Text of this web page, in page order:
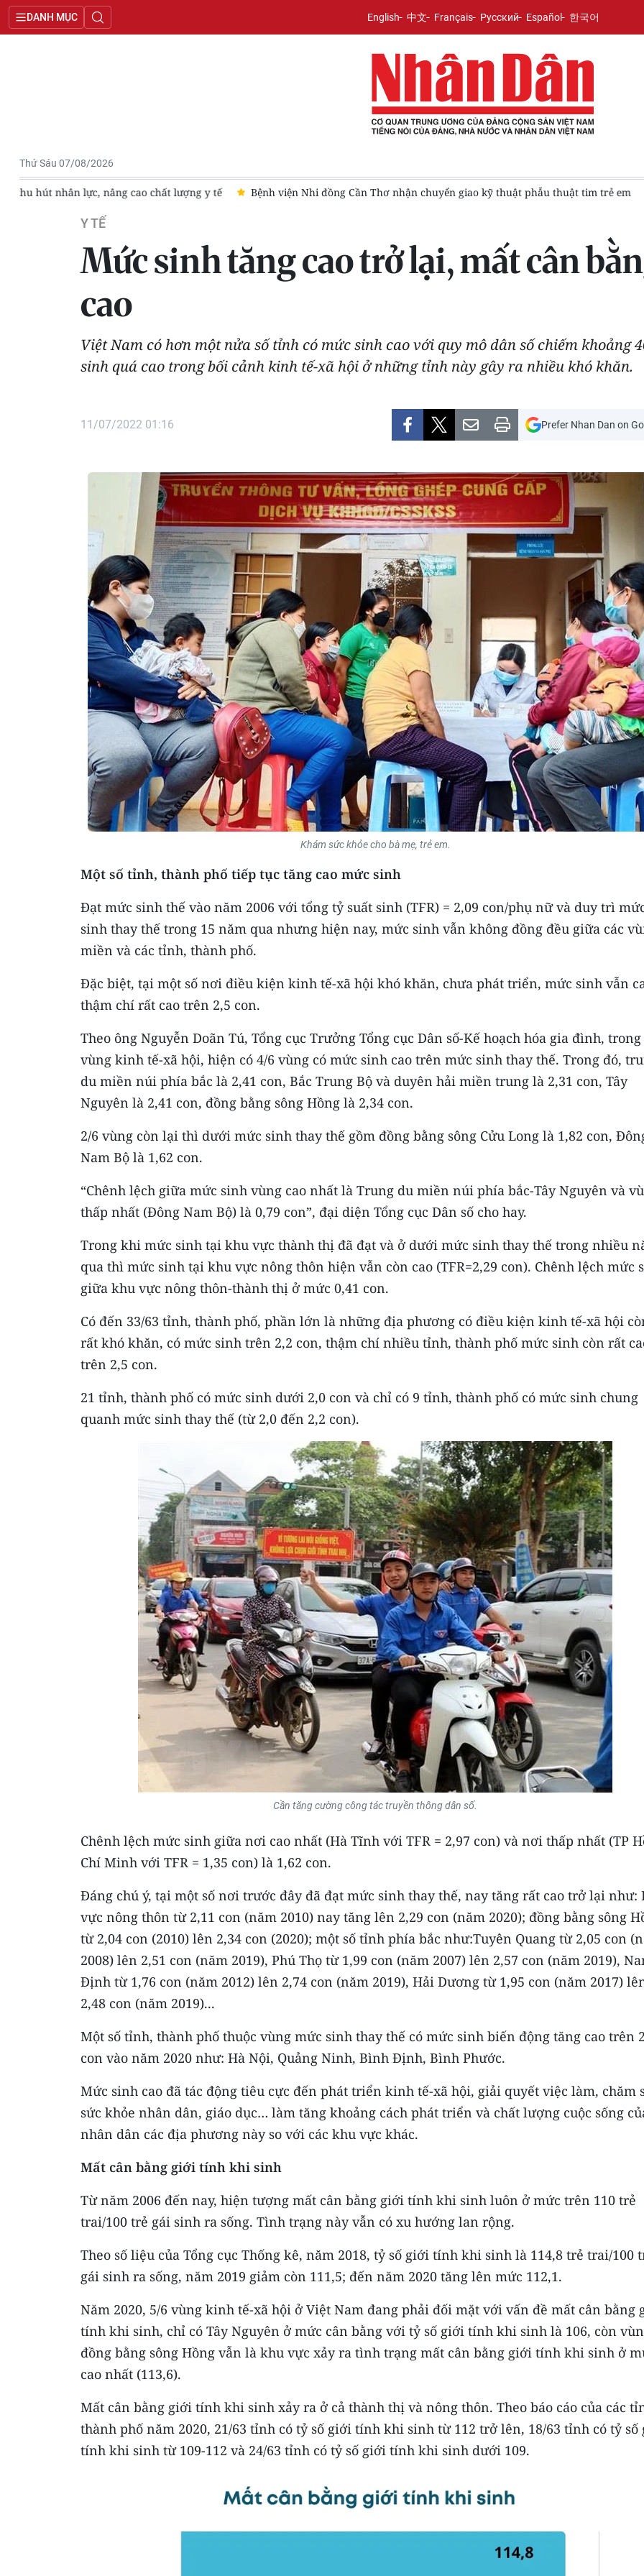
DANH MỤC English 中文 Français Русский Español 한국어
Thứ Sáu 07/08/2026
Bệnh viện Nhi đồng Cần Thơ nhận chuyển giao kỹ thuật phẫu thuật tim trẻ em Triển khai đồng bộ các giải pháp quản
Y TẾ
Mức sinh tăng cao trở lại, mất cân
cao
Việt Nam có hơn một nửa số tỉnh có mức sinh cao với quy mô dân số chiếm khoảng
sinh quá cao trong bối cảnh kinh tế-xã hội ở những tỉnh này gây ra nhiều khó khăn.
11/07/2022 01:16 Prefer Nhan Dan on
Khám sức khỏe cho bà mẹ, trẻ em.
Một số tỉnh, thành phố tiếp tục tăng cao mức sinh
Đạt mức sinh thế vào năm 2006 với tổng tỷ suất sinh (TFR) = 2,09 con/phụ nữ và duy trì
sinh thay thế trong 15 năm qua nhưng hiện nay, mức sinh vẫn không đồng đều giữa các
miền và các tỉnh, thành phố.
Đặc biệt, tại một số nơi điều kiện kinh tế-xã hội khó khăn, chưa phát triển, mức sinh vẫn
thậm chí rất cao trên 2,5 con.
Theo ông Nguyễn Doãn Tú, Tổng cục Trưởng Tổng cục Dân số-Kế hoạch hóa gia đình, trong
vùng kinh tế-xã hội, hiện có 4/6 vùng có mức sinh cao trên mức sinh thay thế. Trong đó,
du miền núi phía bắc là 2,41 con, Bắc Trung Bộ và duyên hải miền trung là 2,31 con, Tây
Nguyên là 2,41 con, đồng bằng sông Hồng là 2,34 con.
2/6 vùng còn lại thì dưới mức sinh thay thế gồm đồng bằng sông Cửu Long là 1,82 con,
Nam Bộ là 1,62 con.
“Chênh lệch giữa mức sinh vùng cao nhất là Trung du miền núi phía bắc-Tây Nguyên và
thấp nhất (Đông Nam Bộ) là 0,79 con”, đại diện Tổng cục Dân số cho hay.
Trong khi mức sinh tại khu vực thành thị đã đạt và ở dưới mức sinh thay thế trong nhiều
qua thì mức sinh tại khu vực nông thôn hiện vẫn còn cao (TFR=2,29 con). Chênh lệch mức
giữa khu vực nông thôn-thành thị ở mức 0,41 con.
Có đến 33/63 tỉnh, thành phố, phần lớn là những địa phương có điều kiện kinh tế-xã hội
rất khó khăn, có mức sinh trên 2,2 con, thậm chí nhiều tỉnh, thành phố mức sinh còn rất
trên 2,5 con.
21 tỉnh, thành phố có mức sinh dưới 2,0 con và chỉ có 9 tỉnh, thành phố có mức sinh chung
quanh mức sinh thay thế (từ 2,0 đến 2,2 con).
Cần tăng cường công tác truyền thông dân số.
Chênh lệch mức sinh giữa nơi cao nhất (Hà Tĩnh với TFR = 2,97 con) và nơi thấp nhất (TP
Chí Minh với TFR = 1,35 con) là 1,62 con.
Đáng chú ý, tại một số nơi trước đây đã đạt mức sinh thay thế, nay tăng rất cao trở lại như:
vực nông thôn từ 2,11 con (năm 2010) nay tăng lên 2,29 con (năm 2020); đồng bằng sông
từ 2,04 con (2010) lên 2,34 con (2020); một số tỉnh phía bắc như:Tuyên Quang từ 2,05 con
2008) lên 2,51 con (năm 2019), Phú Thọ từ 1,99 con (năm 2007) lên 2,57 con (năm 2019),
Định từ 1,76 con (năm 2012) lên 2,74 con (năm 2019), Hải Dương từ 1,95 con (năm 2017)
2,48 con (năm 2019)...
Một số tỉnh, thành phố thuộc vùng mức sinh thay thế có mức sinh biến động tăng cao trên
con vào năm 2020 như: Hà Nội, Quảng Ninh, Bình Định, Bình Phước.
Mức sinh cao đã tác động tiêu cực đến phát triển kinh tế-xã hội, giải quyết việc làm, chăm
sức khỏe nhân dân, giáo dục… làm tăng khoảng cách phát triển và chất lượng cuộc sống
nhân dân các địa phương này so với các khu vực khác.
Mất cân bằng giới tính khi sinh
Từ năm 2006 đến nay, hiện tượng mất cân bằng giới tính khi sinh luôn ở mức trên 110 trẻ
trai/100 trẻ gái sinh ra sống. Tình trạng này vẫn có xu hướng lan rộng.
Theo số liệu của Tổng cục Thống kê, năm 2018, tỷ số giới tính khi sinh là 114,8 trẻ trai/100
gái sinh ra sống, năm 2019 giảm còn 111,5; đến năm 2020 tăng lên mức 112,1.
Năm 2020, 5/6 vùng kinh tế-xã hội ở Việt Nam đang phải đối mặt với vấn đề mất cân bằng
tính khi sinh, chỉ có Tây Nguyên ở mức cân bằng với tỷ số giới tính khi sinh là 106, còn
đồng bằng sông Hồng vẫn là khu vực xảy ra tình trạng mất cân bằng giới tính khi sinh ở
cao nhất (113,6).
Mất cân bằng giới tính khi sinh xảy ra ở cả thành thị và nông thôn. Theo báo cáo của các
thành phố năm 2020, 21/63 tỉnh có tỷ số giới tính khi sinh từ 112 trở lên, 18/63 tỉnh có tỷ số
tính khi sinh từ 109-112 và 24/63 tỉnh có tỷ số giới tính khi sinh dưới 109.